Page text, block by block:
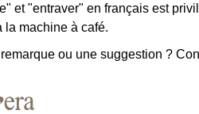
et "entraver" en français est
machine à café.
ou une suggestion ?